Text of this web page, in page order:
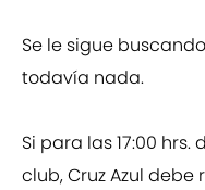
Se le sigue
todavía nada.
Si para las 17:00
club, Cruz Azul